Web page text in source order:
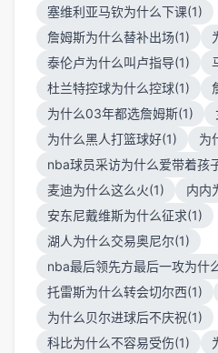
塞维利亚马钦为什么下课(1)
詹姆斯为什么替补出场(1)
泰伦卢为什么叫卢指导(1)
杜兰特控球为什么控球(1)
为什么03年都选詹姆斯(1)
为什么黑人打篮球好(1)
为
nba球员采访为什么爱带着孩
麦迪为什么这么火(1)
内内
安东尼戴维斯为什么征求(1)
湖人为什么交易奥尼尔(1)
nba最后领先方最后一攻为什
托雷斯为什么转会切尔西(1)
为什么贝尔进球后不庆祝(1)
科比为什么不容易受伤(1)